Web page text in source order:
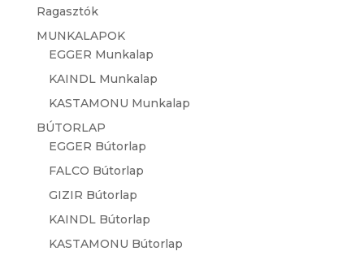
Ragasztók
MUNKALAPOK
EGGER Munkalap
KAINDL Munkalap
KASTAMONU Munkalap
BÚTORLAP
EGGER Bútorlap
FALCO Bútorlap
GIZIR Bútorlap
KAINDL Bútorlap
KASTAMONU Bútorlap